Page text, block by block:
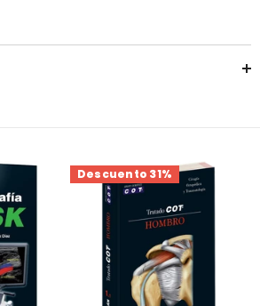
Descuento 31%